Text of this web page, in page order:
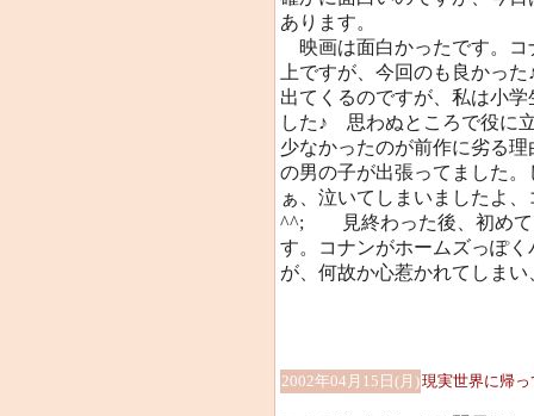
あります。
映画は面白かったです。コ
上ですが、今回のも良かっ
出てくるのですが、私は小
した♪ 思わぬところで役に
少なかったのが前作に劣る
の男の子が出張ってました
ぁ、泣いてしまいましたよ
^^;ゞ 見終わった後、初めて
す。コナンがホームズっぽ
が、何故か心惹かれてしま
2002年04月15日(月)現実世界に帰